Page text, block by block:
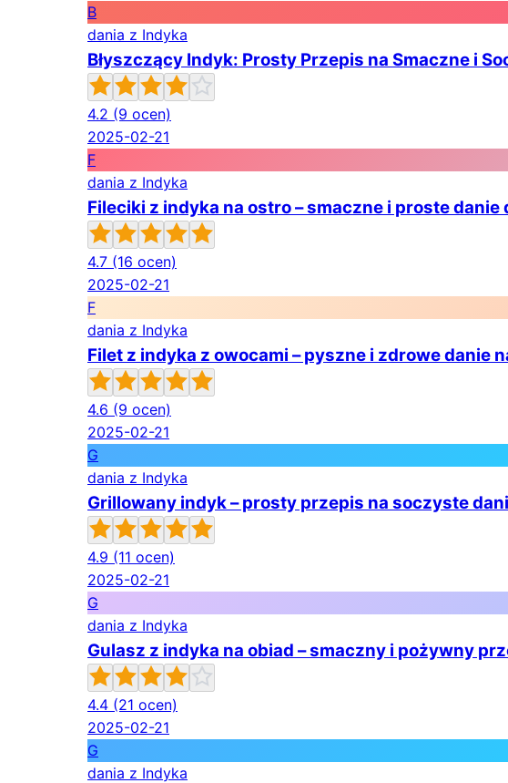
B
dania z Indyka
Błyszczący Indyk: Prosty Przepis na Smaczne i
4.2 (9 ocen)
2025-02-21
F
dania z Indyka
Fileciki z indyka na ostro – smaczne i proste
4.7 (16 ocen)
2025-02-21
F
dania z Indyka
Filet z indyka z owocami – pyszne i zdrowe danie
4.6 (9 ocen)
2025-02-21
G
dania z Indyka
Grillowany indyk – prosty przepis na soczyste
4.9 (11 ocen)
2025-02-21
G
dania z Indyka
Gulasz z indyka na obiad – smaczny i pożywny
4.4 (21 ocen)
2025-02-21
G
dania z Indyka